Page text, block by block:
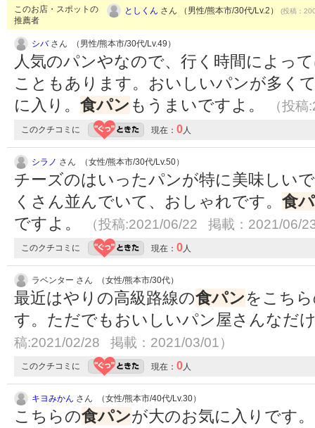
このお店・スポットの
推薦者
としくん さん （男性/熊本市/30代/Lv.2） (投稿：
シバさん （男性/熊本市/30代/Lv.49）
人気のパンやなので、行く時間によっ
こともあります。おいしいパンが多く
に入り。 食パン もうまいですよ。 （投
このクチコミに 現在： 0人
シラノ さん （女性/熊本市/30代/Lv.50）
チーズのはいったパンが特に美味しい
くさん並んでいて、おしゃれです。 食
ですよ。
（投稿:2021/06/22 掲載：2021/06/
このクチコミに 現在： 0人
ラベンター さん （女性/熊本市/30代）
最近はやりの高級路線の食パンをこち
す。ただでもおいしいパン屋さんなだ
稿:2021/02/28 掲載：2021/03/01）
このクチコミに 現在： 0人
キヨみかん さん （女性/熊本市/40代/Lv.30）
こちらの食パンが大のお気に入りです